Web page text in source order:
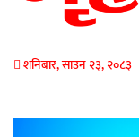
शनिबार, साउन २३, २०८३